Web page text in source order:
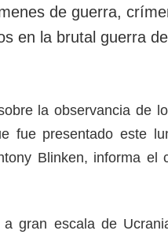
de guerra,
en la brutal guerra
la observancia de
fue presentado este
Blinken, informa el
a gran escala de